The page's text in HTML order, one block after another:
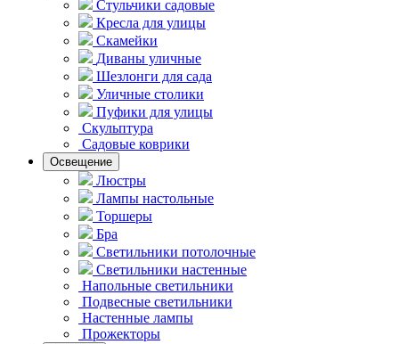
Стульчики садовые
Кресла для улицы
Скамейки
Диваны уличные
Шезлонги для сада
Уличные столики
Пуфики для улицы
Скульптура
Садовые коврики
Освещение
Люстры
Лампы настольные
Торшеры
Бра
Светильники потолочные
Светильники настенные
Напольные светильники
Подвесные светильники
Hастенные лампы
Прожекторы